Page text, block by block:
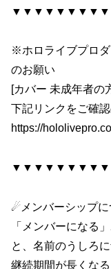
※ホロライブプロ
のお願い
[カバー 未成年者の
下記リンクをご確
https://
☄メンバーシップに
「メンバーになる
と、名前のうしろ
継続期間が長くな